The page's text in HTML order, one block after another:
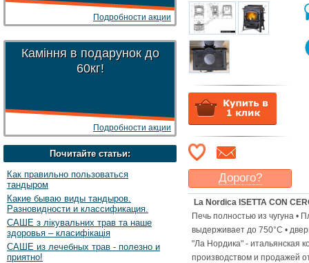
Подробности акции
Каміння в подарунок до
60кг!
Подробности акции
Почитайте статьи:
Как правильно пользоваться
тандыром
Какие бываю виды тандыров.
Разновидности и классификация.
САШЕ з лікувальних трав та наше
здоровья – класифікація
САШЕ из лечебных трав - полезно и
приятно!
Дорого?
Какая ценамогла бы
Васустроить ?
Указать цену
La Nordica ISETTA CON
Печь полностью из чугуна •
выдерживает до 750°C •
"Ла Нордика" - итальянская
производством и продажей